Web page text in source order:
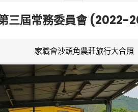
三屆常務委員會 (2022-
家職會沙頭角農莊旅行大合照